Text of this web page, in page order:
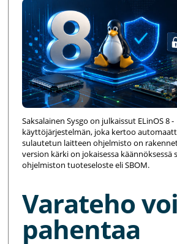
Saksalainen Sysgo on julkaissut ELinOS 8 -
käyttöjärjestelmän, joka kertoo
sulautetun laitteen ohjelmisto on
version kärki on jokaisessa käännöksessä
ohjelmiston tuoteseloste eli SBOM.
Varateho voi
pahentaa